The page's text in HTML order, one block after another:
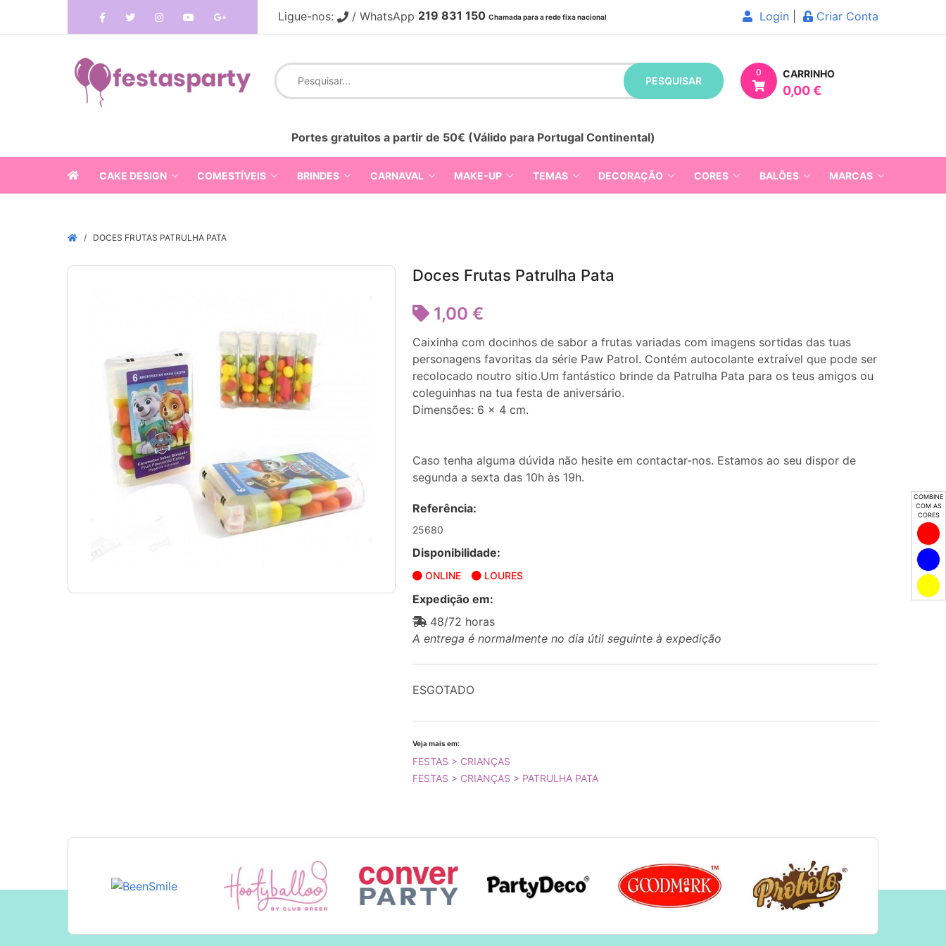
COMBINE
COM AS
CORES
Ligue-nos: / WhatsApp 219 831 150 Chamada para a rede fixa nacional Login Criar Conta
PESQUISAR
0 CARRINHO
0,00 €
Portes gratuitos a partir de 50€ (Válido para Portugal Continental)
CAKE DESIGN COMESTÍVEIS BRINDES CARNAVAL MAKE-UP TEMAS DECORAÇÃO CORES BALÕES MARCAS
DOCES FRUTAS PATRULHA PATA
Doces Frutas Patrulha Pata
1,00 €
Caixinha com docinhos de sabor a frutas variadas com imagens sortidas das tuas
personagens favoritas da série Paw Patrol. Contém autocolante extraível que pode ser
recolocado noutro sitio.Um fantástico brinde da Patrulha Pata para os teus amigos ou
coleguinhas na tua festa de aniversário.
Dimensões: 6 x 4 cm.
Caso tenha alguma dúvida não hesite em contactar-nos. Estamos ao seu dispor de
segunda a sexta das 10h às 19h.
Referência:
25680
Disponibilidade:
ONLINE LOURES
Expedição em:
48/72 horas
A entrega é normalmente no dia útil seguinte à expedição
ESGOTADO
Veja mais em:
FESTAS > CRIANÇAS
FESTAS > CRIANÇAS > PATRULHA PATA